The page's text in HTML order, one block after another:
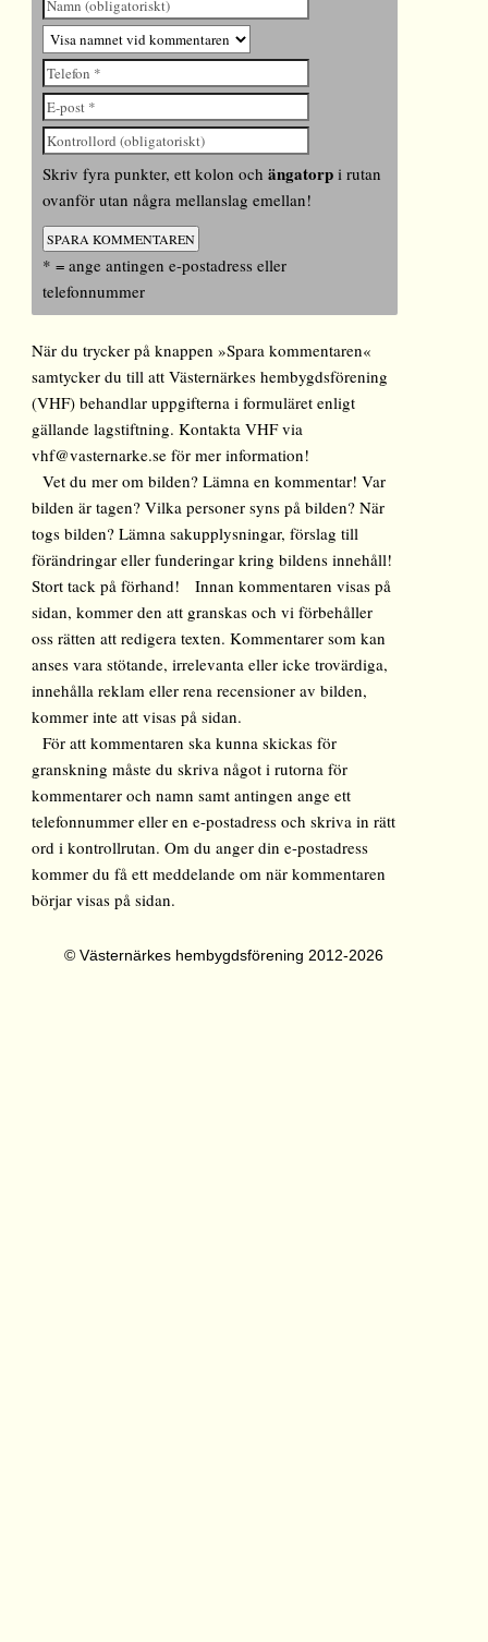
Skriv fyra punkter, ett kolon ochängatorp i rutan
ovanför utan några mellanslag emellan!
* = ange antingen e-postadress eller
telefonnummer
När du trycker på knappen »Spara kommentaren«
samtycker du till att Västernärkes hembygdsförening
(VHF) behandlar uppgifterna i formuläret enligt
gällande lagstiftning. Kontakta VHF via
vhf@vasternarke.se för mer information!
Vet du mer om bilden? Lämna en kommentar! Var
bilden är tagen? Vilka personer syns på bilden? När
togs bilden? Lämna sakupplysningar, förslag till
förändringar eller funderingar kring bildens innehåll!
Stort tack på förhand! Innan kommentaren visas på
sidan, kommer den att granskas och vi förbehåller
oss rätten att redigera texten. Kommentarer som kan
anses vara stötande, irrelevanta eller icke trovärdiga,
innehålla reklam eller rena recensioner av bilden,
kommer inte att visas på sidan.
För att kommentaren ska kunna skickas för
granskning måste du skriva något i rutorna för
kommentarer och namn samt antingen ange ett
telefonnummer eller en e-postadress och skriva in rätt
ord i kontrollrutan. Om du anger din e-postadress
kommer du få ett meddelande om när kommentaren
börjar visas på sidan.
© Västernärkes hembygdsförening 2012-2026